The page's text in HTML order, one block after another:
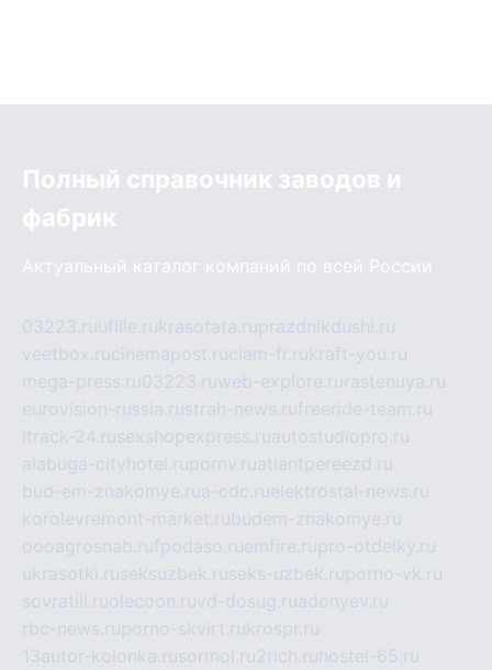
Полный справочник заводов и
фабрик
Актуальный каталог компаний по всей России
03223.ruufille.rukrasotata.ruprazdnikdushi.ru
veetbox.rucinemapost.ruciam-fr.rukraft-you.ru
mega-press.ru03223.ruweb-explore.ru rastenuya.ru
eurovision-russia.rustrah-news.rufreeride-team.ru
itrack-24.rusexshopexpress.ruautostudiopro.ru
alabuga-cityhotel.rupornv.ruatlantpereezd.ru
bud-em-znakomye.rua-cdc.ruelektrostal-news.ru
korolevremont-market.rubudem-znakomye.ru
oooagrosnab.rufpodaso.ruemfire.rupro-otdelky.ru
ukrasotki.ruseksuzbek.ruseks-uzbek.ruporno-vk.ru
sovratili.ruolecoon.ruvd-dosug.ruadonyev.ru
rbc-news.ruporno-skvirt.rukrospr.ru
13autor-kolonka.rusormol.ru2rich.ru hostel-65.ru